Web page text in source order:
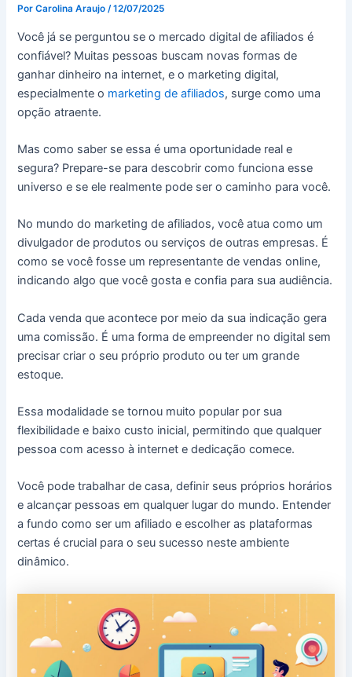
PorCarolina Araujo/12/07/2025
Você já se perguntou se o mercado digital de afiliados é
confiável? Muitas pessoas buscam novas formas de
ganhar dinheiro na internet, e o marketing digital,
especialmente o marketing de afiliados, surge como uma
opção atraente.
Mas como saber se essa é uma oportunidade real e
segura? Prepare-se para descobrir como funciona esse
universo e se ele realmente pode ser o caminho para você.
No mundo do marketing de afiliados, você atua como um
divulgador de produtos ou serviços de outras empresas. É
como se você fosse um representante de vendas online,
indicando algo que você gosta e confia para sua audiência.
Cada venda que acontece por meio da sua indicação gera
uma comissão. É uma forma de empreender no digital sem
precisar criar o seu próprio produto ou ter um grande
estoque.
Essa modalidade se tornou muito popular por sua
flexibilidade e baixo custo inicial, permitindo que qualquer
pessoa com acesso à internet e dedicação comece.
Você pode trabalhar de casa, definir seus próprios horários
e alcançar pessoas em qualquer lugar do mundo. Entender
a fundo como ser um afiliado e escolher as plataformas
certas é crucial para o seu sucesso neste ambiente
dinâmico.